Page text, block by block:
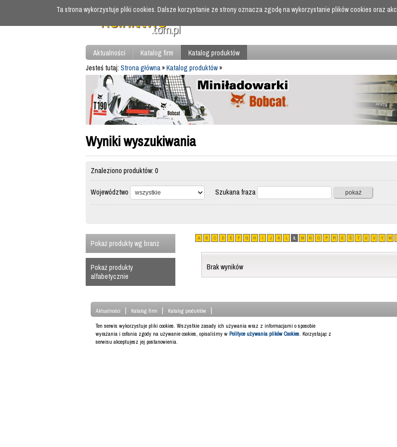
Aktualności Katalog firm
Katalog produktów
Jesteś tutaj: Strona główna»Katalog produktów»
Wyniki wyszukiwania
Znaleziono produktów: 0
Województwo Szukana fraza
Pokaż produkty wg branż
Pokaż produkty
alfabetycznie
A B C D E F G H I J K L Ł M N O P R S Ś T U V Y W
Brak wyników
Aktualności | Katalog firm | Katalog produktów |
Ten serwis wykorzystuje pliki cookies. Wszystkie zasady ich używania wraz z informacjami o sposobie
wyrażania i cofania zgody na używanie cookies, opisaliśmy w Polityce używania plików Cookies. Korzystając z
serwisu akceptujesz jej postanowienia.
Ta strona wykorzystuje pliki cookies. Dalsze korzystanie ze strony oznacza zgodę na wykorzystanie plików cookies oraz